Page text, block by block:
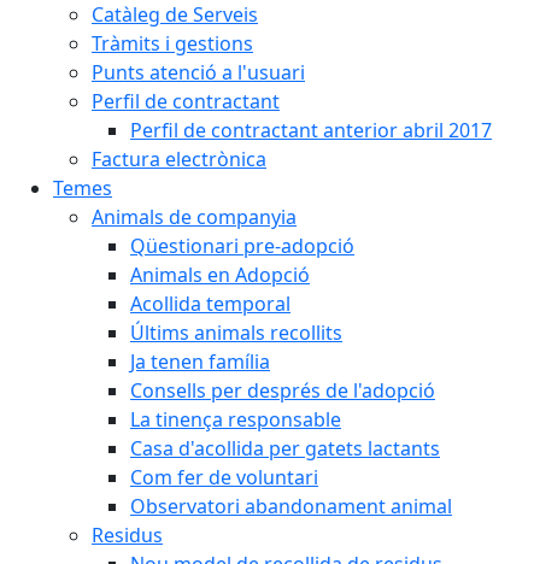
Catàleg de Serveis
Tràmits i gestions
Punts atenció a l'usuari
Perfil de contractant
Perfil de contractant anterior abril 2017
Factura electrònica
Temes
Animals de companyia
Qüestionari pre-adopció
Animals en Adopció
Acollida temporal
Últims animals recollits
Ja tenen família
Consells per després de l'adopció
La tinença responsable
Casa d'acollida per gatets lactants
Com fer de voluntari
Observatori abandonament animal
Residus